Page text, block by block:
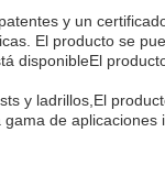
y un
El producto se
disponibleEl
y ladrillos,El
de aplicaciones